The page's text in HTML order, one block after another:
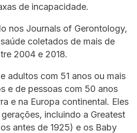
de incapacidade.
nos Journals of Gerontology,
coletados de mais de
2004 e 2018.
adultos com 51 anos ou mais
e de pessoas com 50 anos
e na Europa continental. Eles
incluindo a Greatest
antes de 1925) e os Baby